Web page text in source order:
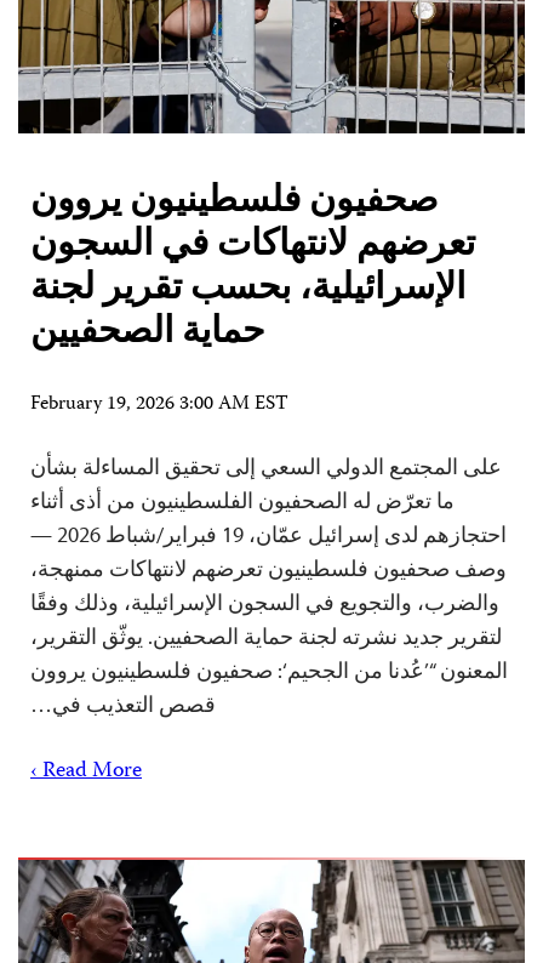
صحفيون فلسطينيون يروون
تعرضهم لانتهاكات في السجون
الإسرائيلية، بحسب تقرير لجنة
حماية الصحفيين
February 19, 2026 3:00 AM EST
على المجتمع الدولي السعي إلى تحقيق المساءلة بشأن
ما تعرّض له الصحفيون الفلسطينيون من أذى أثناء
احتجازهم لدى إسرائيل عمّان، 19 فبراير/شباط 2026 —
وصف صحفيون فلسطينيون تعرضهم لانتهاكات ممنهجة،
والضرب، والتجويع في السجون الإسرائيلية، وذلك وفقًا
لتقرير جديد نشرته لجنة حماية الصحفيين. يوثّق التقرير،
المعنون “’عُدنا من الجحيم‘: صحفيون فلسطينيون يروون
قصص التعذيب في…
Read More ›